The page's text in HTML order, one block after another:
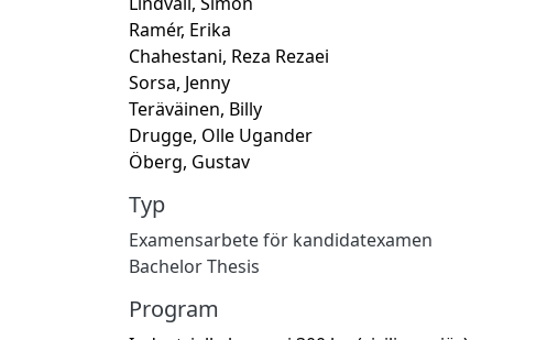
Ramér, Erika
Chahestani, Reza Rezaei
Sorsa, Jenny
Teräväinen, Billy
Drugge, Olle Ugander
Öberg, Gustav
Typ
Examensarbete för kandidatexamen
Bachelor Thesis
Program